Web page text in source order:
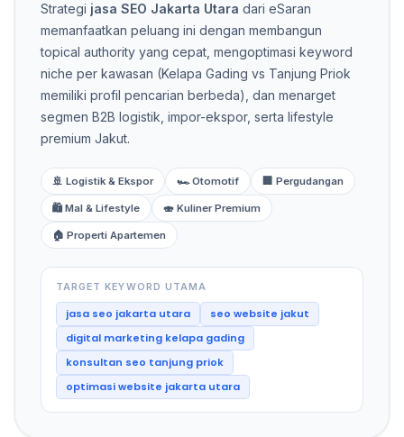
Strategi jasa SEO Jakarta Utara dari eSaran
memanfaatkan peluang ini dengan membangun
topical authority yang cepat, mengoptimasi keyword
niche per kawasan (Kelapa Gading vs Tanjung Priok
memiliki profil pencarian berbeda), dan menarget
segmen B2B logistik, impor-ekspor, serta lifestyle
premium Jakut.
🚢 Logistik & Ekspor 🏎️ Otomotif 🏢 Pergudangan
🛍️ Mal & Lifestyle 🍣 Kuliner Premium
🏠 Properti Apartemen
TARGET KEYWORD UTAMA
jasa seo jakarta utara
seo website jakut
digital marketing kelapa gading
konsultan seo tanjung priok
optimasi website jakarta utara